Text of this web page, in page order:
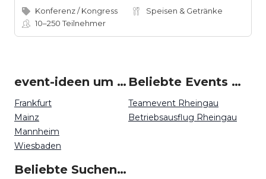
Konferenz / Kongress
Speisen & Getränke
10–250Teilnehmer
event-ideen um Rheingau
Frankfurt
Mainz
Mannheim
Wiesbaden
Beliebte Events in Rheingau
Teamevent Rheingau
Betriebsausflug Rheingau
Beliebte Suchen auf Event Inc